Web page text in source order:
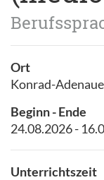
Ort
Konrad-
Beginn - Ende
24.08.2026 -
Unterrichtszeit